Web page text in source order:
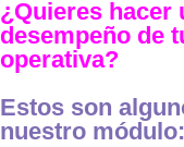
¿Quieres hacer
desempeño de
operativa?
Estos son
nuestro módulo: